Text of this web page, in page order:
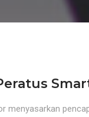
menyasarkan